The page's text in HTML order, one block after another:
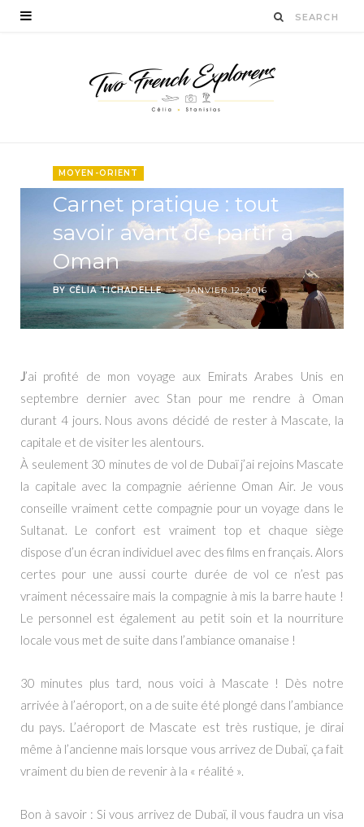
MOYEN-ORIENT
Carnet pratique : tout
savoir avant de partir à
Oman
BY CÉLIA TICHADELLE JANVIER 12, 2016
J’ai profité de mon voyage aux Emirats Arabes Unis en
septembre dernier avec Stan pour me rendre à Oman
durant 4 jours. Nous avons décidé de rester à Mascate, la
capitale et de visiter les alentours.
À seulement 30 minutes de vol de Dubaï j’ai rejoins Mascate
la capitale avec la compagnie aérienne Oman Air. Je vous
conseille vraiment cette compagnie pour un voyage dans le
Sultanat. Le confort est vraiment top et chaque siège
dispose d’un écran individuel avec des films en français. Alors
certes pour une aussi courte durée de vol ce n’est pas
vraiment nécessaire mais la compagnie à mis la barre haute !
Le personnel est également au petit soin et la nourriture
locale vous met de suite dans l’ambiance omanaise !
30 minutes plus tard, nous voici à Mascate ! Dès notre
arrivée à l’aéroport, on a de suite été plongé dans l’ambiance
du pays. L’aéroport de Mascate est très rustique, je dirai
même à l’ancienne mais lorsque vous arrivez de Dubaï, ça fait
vraiment du bien de revenir à la « réalité ».
Bon à savoir : Si vous arrivez de Dubaï, il vous faudra un visa